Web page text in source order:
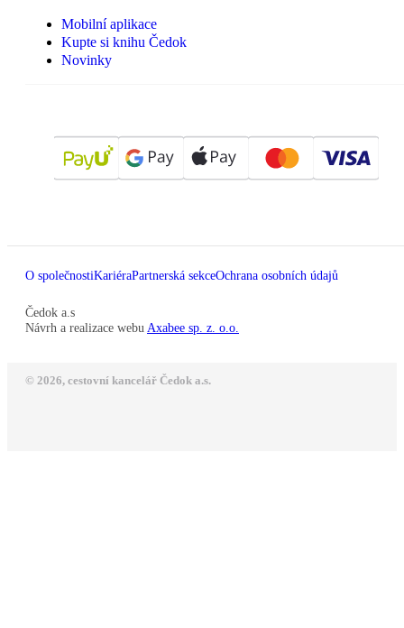
Mobilní aplikace
Kupte si knihu Čedok
Novinky
O společnostiKariéraPartnerská sekceOchrana osobních údajů
Čedok a.s
Návrh a realizace webu Axabee sp. z. o.o.
© 2026, cestovní kancelář Čedok a.s.